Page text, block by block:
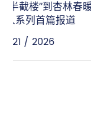
新华社：坚守人
医智慧
06-18 / 2026